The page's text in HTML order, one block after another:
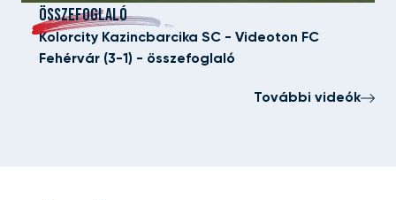
ÖSSZEFOGLALÓ
Kolorcity Kazincbarcika SC - Videoton FC
Fehérvár (3-1) - összefoglaló
További videók